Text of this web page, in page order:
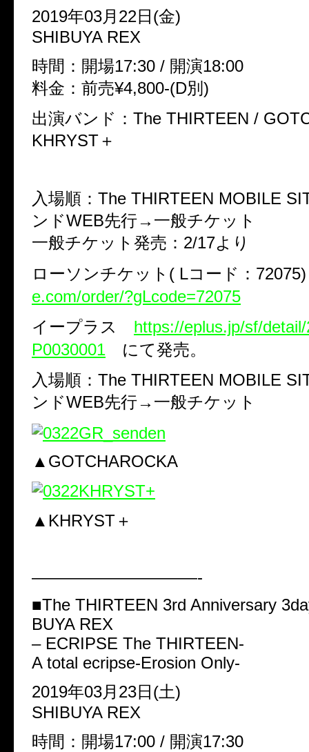
2019年03月22日(金)
SHIBUYA REX
時間：開場17:30 / 開演18:00
料金：前売¥4,800-(D別)
出演バンド：The THIRTEEN /
KHRYST＋
入場順：The THIRTEEN MOBILE
ンドWEB先行→一般チケット
一般チケット発売：2/17より
ローソンチケット( Lコード：
e.com/order/?gLcode=72075
イープラス https://eplus.jp/sf/
P0030001 にて発売。
入場順：The THIRTEEN MOBILE
ンドWEB先行→一般チケット
▲GOTCHAROCKA
▲KHRYST＋
——————————-
■The THIRTEEN 3rd Anniversary
BUYA REX
– ECRIPSE The THIRTEEN-
A total ecripse-Erosion Only-
2019年03月23日(土)
SHIBUYA REX
時間：開場17:00 / 開演17:30